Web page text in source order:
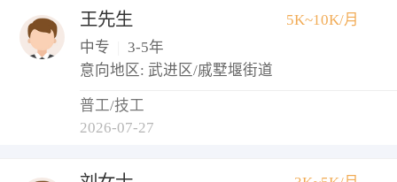
王先生
5K~10K/月
中专
3-5年
意向地区: 武进区/戚墅堰街道
普工/技工
2026-07-27